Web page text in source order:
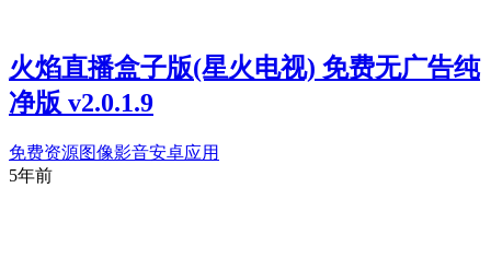
火焰直播盒子版(星火电视) 免费无广告纯
净版 v2.0.1.9
免费资源图像影音安卓应用
5年前